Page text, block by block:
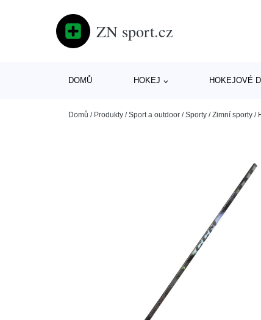
ZN sport.cz
DOMŮ HOKEJ HOKEJOVÉ
Domů / Produkty /Sport a outdoor /Sporty /Zimní sporty /